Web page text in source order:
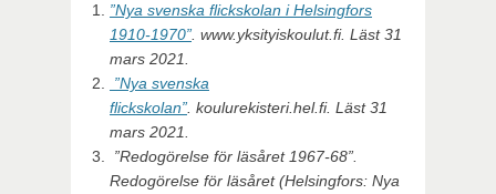
”Nya svenska flickskolan i Helsingfors
1910-1970” www.yksityiskoulut.fi. Läst 31
mars 2021
”Nya svenska
flickskolan” koulurekisteri.hel.fi. Läst 31
mars 2021
”Redogörelse för läsåret 1967-68”.
Redogörelse för läsåret(Helsingfors: Nya